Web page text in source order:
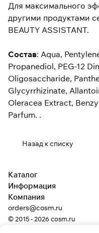
Для максимального
другими продуктами
BEAUTY ASSISTANT.
Состав: Aqua,
Propanediol, PEG-12
Oligosaccharide,
Glycyrrhizinate,
Oleracea Extract,
Parfum. .
Назад к списку
Каталог
Информация
Компания
orders@cosm.ru
© 2015 - 2026 cosm.ru